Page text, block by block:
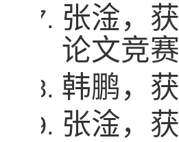
张淦，获
论文竞
韩鹏， 获
张淦，获